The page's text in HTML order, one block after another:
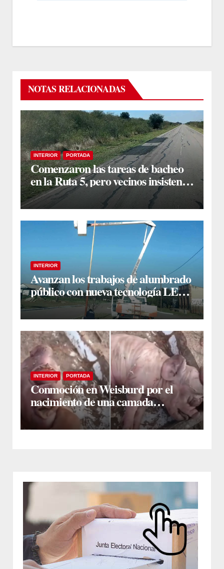
NOTAS RELACIONADAS
INTERIOR PORTADA
Comenzaron las tareas de bacheo
en la Ruta 5, pero vecinos insisten
en un reclamo integral
INTERIOR
Avanzan los trabajos de alumbrado
público con nueva tecnología LED
en Estación Taboada
INTERIOR PORTADA
Conmoción en Weisburd por el
nacimiento de una camada
lechones con graves deformaciones